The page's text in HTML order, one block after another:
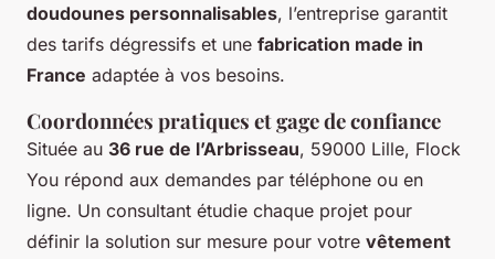
doudounes personnalisables, l’entreprise garantit
des tarifs dégressifs et une fabrication made in
France adaptée à vos besoins.
Coordonnées pratiques et gage de confiance
Située au 36 rue de l’Arbrisseau, 59000 Lille, Flock
You répond aux demandes par téléphone ou en
ligne. Un consultant étudie chaque projet pour
définir la solution sur mesure pour votre vêtement